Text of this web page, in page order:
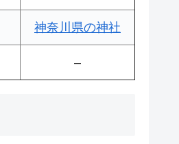
神奈川県の神社
–